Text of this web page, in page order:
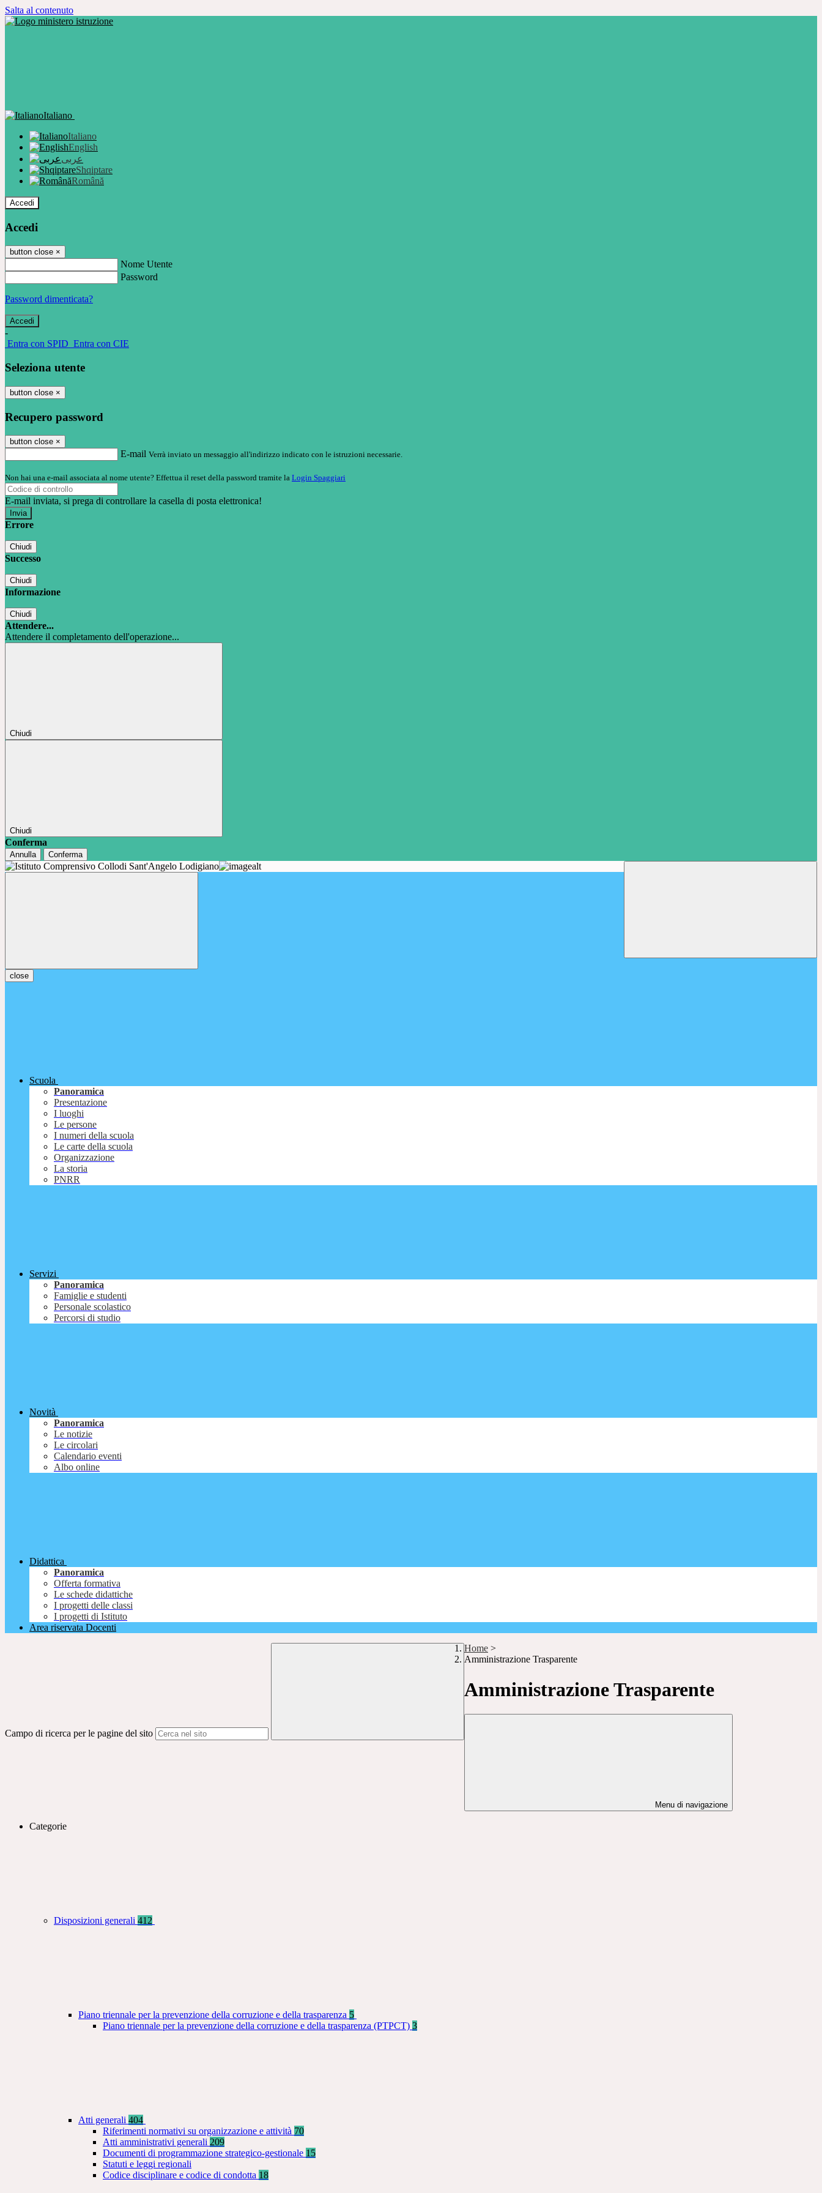
Salta al contenuto
Italiano
Italiano
English
عربى
Shqiptare
Română
Accedi
Accedi
button close ×
Nome Utente
Password
Password dimenticata?
-
Entra con SPID Entra con CIE
Seleziona utente
button close ×
Recupero password
button close ×
E-mail Verrà inviato un messaggio all'indirizzo indicato con le istruzioni necessarie.
Non hai una e-mail associata al nome utente? Effettua il reset della password tramite la Login Spaggiari
E-mail inviata, si prega di controllare la casella di posta elettronica!
Errore
Chiudi
Successo
Chiudi
Informazione
Chiudi
Attendere...
Attendere il completamento dell'operazione...
Chiudi
Chiudi
Conferma
Annulla Conferma
close
Scuola
Panoramica
Presentazione
I luoghi
Le persone
I numeri della scuola
Le carte della scuola
Organizzazione
La storia
PNRR
Servizi
Panoramica
Famiglie e studenti
Personale scolastico
Percorsi di studio
Novità
Panoramica
Le notizie
Le circolari
Calendario eventi
Albo online
Didattica
Panoramica
Offerta formativa
Le schede didattiche
I progetti delle classi
I progetti di Istituto
Area riservata Docenti
Campo di ricerca per le pagine del sito
Home >
Amministrazione Trasparente
Amministrazione Trasparente
Menu di navigazione
Categorie
Disposizioni generali 412
Piano triennale per la prevenzione della corruzione e della trasparenza 5
Piano triennale per la prevenzione della corruzione e della trasparenza (PTPCT) 3
Atti generali 404
Riferimenti normativi su organizzazione e attività 70
Atti amministrativi generali 209
Documenti di programmazione strategico-gestionale 15
Statuti e leggi regionali
Codice disciplinare e codice di condotta 18